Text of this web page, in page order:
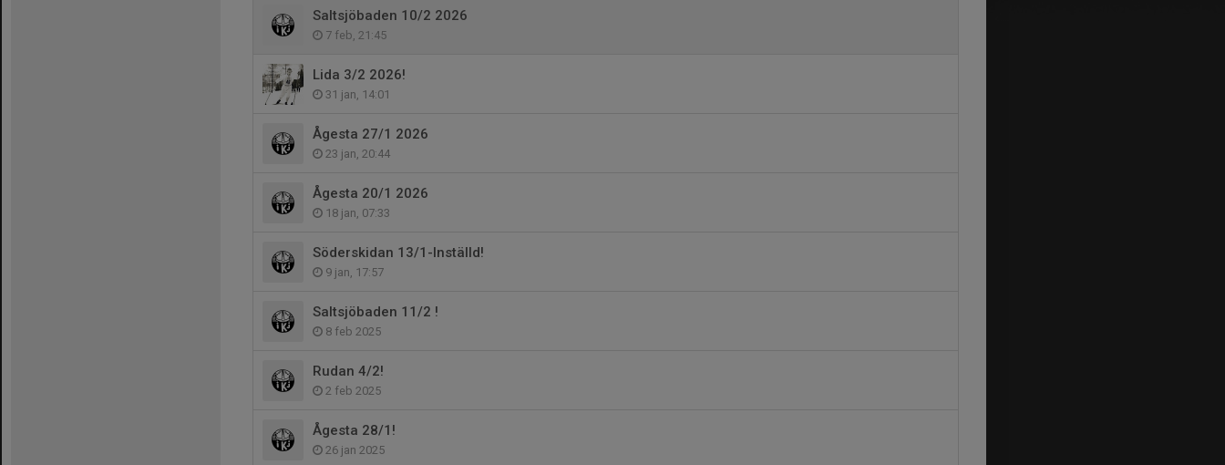
Saltsjöbaden 10/2 2026
7 feb, 21:45
Lida 3/2 2026!
31 jan, 14:01
Ågesta 27/1 2026
23 jan, 20:44
Ågesta 20/1 2026
18 jan, 07:33
Söderskidan 13/1-Inställd!
9 jan, 17:57
Saltsjöbaden 11/2 !
8 feb 2025
Rudan 4/2!
2 feb 2025
Ågesta 28/1!
26 jan 2025